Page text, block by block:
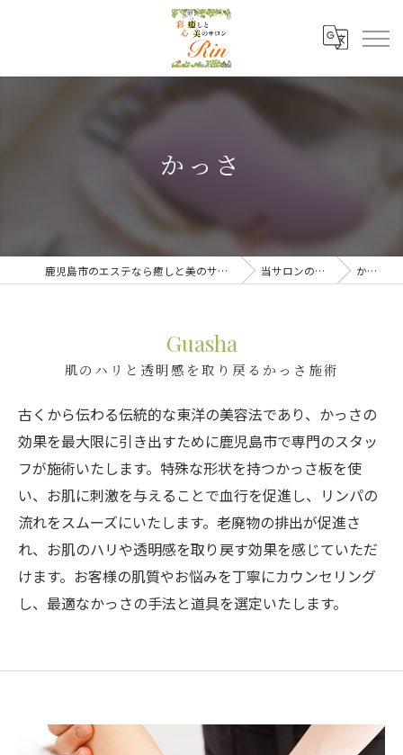
かっさ
鹿児島市のエステなら癒しと美のサロンRin 当サロンの特徴 かっさ
肌のハリと透明感を取り戻るかっさ施術
Guasha
古くから伝わる伝統的な東洋の美容法であり、かっさの
効果を最大限に引き出すために鹿児島市で専門のスタッ
フが施術いたします。特殊な形状を持つかっさ板を使
い、お肌に刺激を与えることで血行を促進し、リンパの
流れをスムーズにいたします。老廃物の排出が促進さ
れ、お肌のハリや透明感を取り戻す効果を感じていただ
けます。お客様の肌質やお悩みを丁寧にカウンセリング
し、最適なかっさの手法と道具を選定いたします。